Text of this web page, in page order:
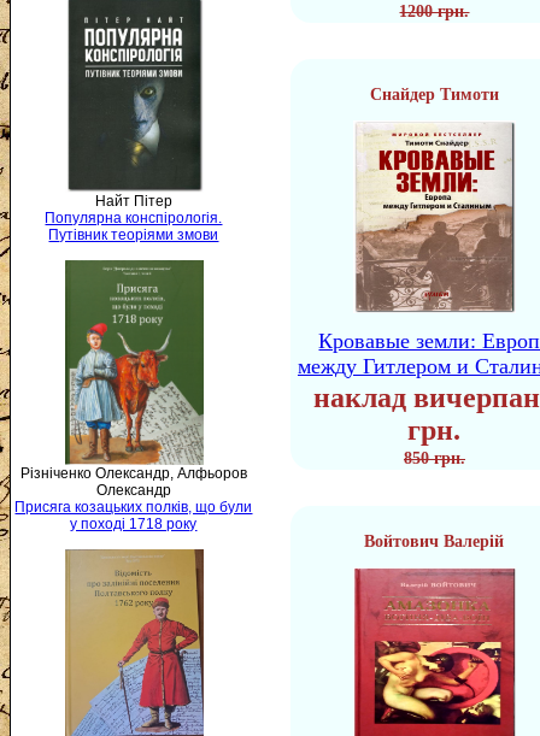
Найт Пітер
Популярна конспірологія.
Путівник теоріями змови
Різніченко Олександр, Алфьоров
Олександр
Присяга козацьких полків, що були
у поході 1718 року
1200 грн.
Снайдер Тимоти
Кровавые земли:
между Гитлером и
наклад
грн.
850 грн.
Войтович Валерій